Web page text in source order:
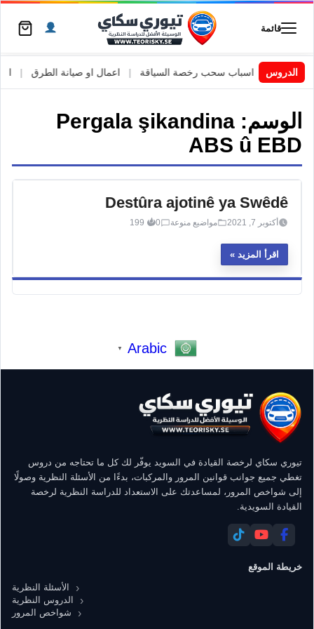
قائمة
الدروسالسويد | اسباب سحب رخصة السياقة اعمال او صيانة الطرق
الوسم: Pergala şikandina
ABS û EBD
Destûra ajotinê ya Swêdê
أكتوبر 7, 2021 مواضيع منوعة 0
199
اقرأ المزيد
Arabic
▼
تيوري سكاي لرخصة القيادة في السويد يوفّر لك كل ما تحتاجه من دروس
تغطي جميع جوانب قوانين المرور والمركبات، بدءًا من الأسئلة النظرية وصولًا
إلى شواخص المرور، لمساعدتك على الاستعداد للدراسة النظرية لرخصة
القيادة السويدية.
خريطة الموقع
الأسئلة النظرية
الدروس النظرية
شواخص المرور